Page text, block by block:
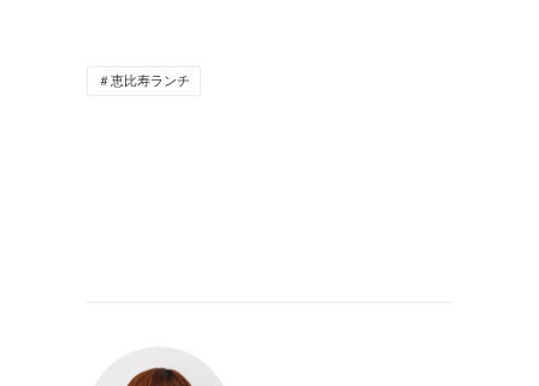
＃恵比寿ランチ